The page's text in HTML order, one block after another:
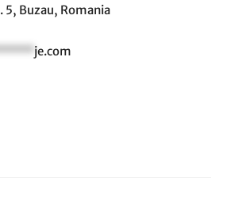
Buzau, Romania
je.com